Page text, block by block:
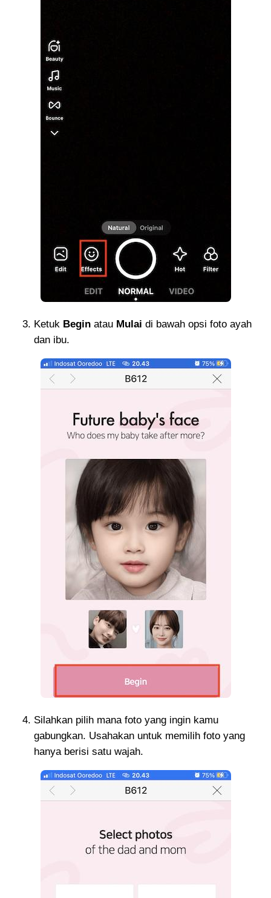
Ketuk Begin atau Mulai di bawah opsi foto ayah
dan ibu.
Silahkan pilih mana foto yang ingin kamu
gabungkan. Usahakan untuk memilih foto yang
hanya berisi satu wajah.